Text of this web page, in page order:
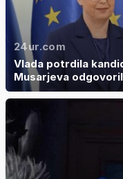
24ur.com
Vlada potrdila
Musarjeva